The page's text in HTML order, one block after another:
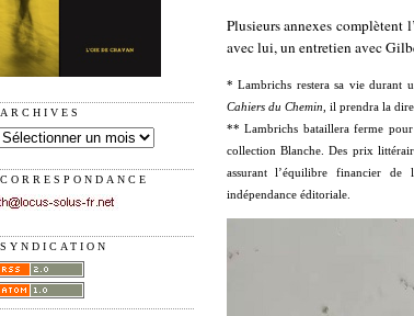
ARCHIVES
CORRESPONDANCE
SYNDICATION
Plusieurs annexes complètent
avec lui, un entretien avec
* Lambrichs restera sa vie durant
Cahiers du Chemin , il prendra la
** Lambrichs bataillera ferme
collection Blanche. Des prix
assurant l’équilibre financier
indépendance éditoriale.